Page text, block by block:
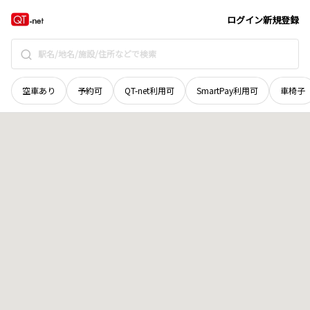
ログイン新規登録
空車あり 予約可 QT-net利用可 SmartPay利用可 車椅子
富山県